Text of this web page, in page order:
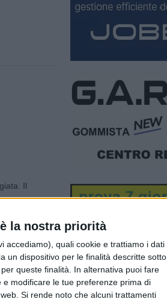
la nostra priorità
accediamo), quali cookie e trattiamo i dati
un dispositivo per le finalità descritte sotto.
queste finalità. In alternativa puoi fare
modificare le tue preferenze prima di
Si rende noto che alcuni trattamenti
Il
alle
danni ai